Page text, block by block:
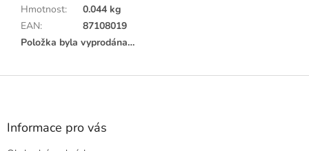
Hmotnost:
0.044 kg
EAN:
87108019
Položka byla vyprodána…
Z
Informace pro vás